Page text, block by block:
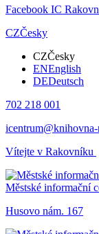
Facebook IC
CZČesky
CZČesky
ENEnglish
DEDeutsch
702 218 001
Vítejte v Rakovníku
Městské informační
Husovo nám. 167